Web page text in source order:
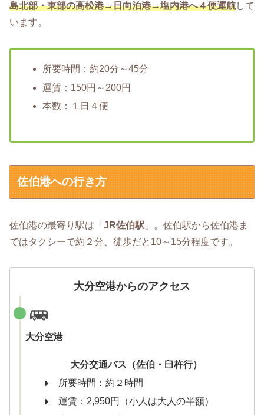
島北部・東部の高松港→日向泊港→塩内港へ４便運航して
います。
所要時間：約20分～45分
運賃：150円～200円
本数：１日４便
佐伯港への行き方
佐伯港の最寄り駅は「 JR佐伯駅 」。佐伯駅から佐伯港ま
ではタクシーで約２分、徒歩だと10～15分程度です。
大分空港からのアクセス
大分空港
大分交通バス（佐伯・臼杵行）
所要時間：約２時間
運賃：2,950円（小人は大人の半額）